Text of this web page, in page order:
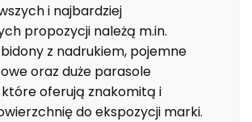
i najbardziej
propozycji należą m.in.
z nadrukiem, pojemne
oraz duże parasole
oferują znakomitą i
do ekspozycji marki.